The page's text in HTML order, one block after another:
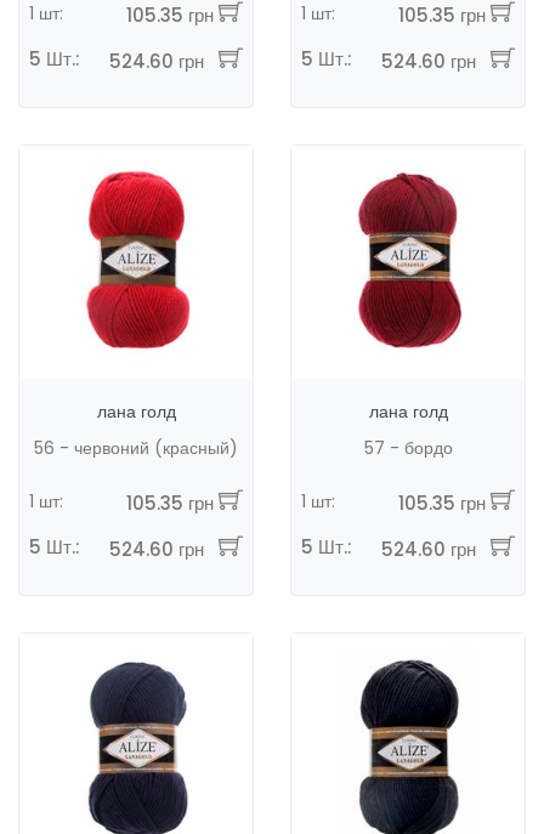
1 шт:
105.35 грн
5 Шт.:
524.60 грн
1 шт:
105.35 грн
5 Шт.:
524.60 грн
лана голд
56 - червоний (красный)
1 шт:
105.35 грн
5 Шт.:
524.60 грн
лана голд
57 - бордо
1 шт:
105.35 грн
5 Шт.:
524.60 грн